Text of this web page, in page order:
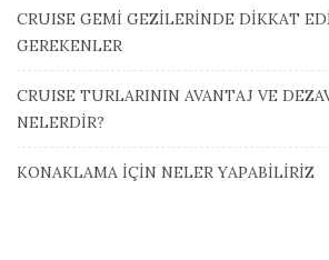
CRUISE GEMİ GEZİLERİNDE DİKKAT
GEREKENLER
CRUISE TURLARININ AVANTAJ VE
NELERDİR?
KONAKLAMA İÇİN NELER YAPABİLİRİZ